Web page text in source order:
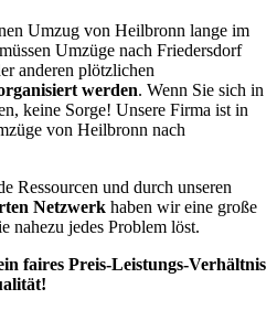
Umzug von Heilbronn lange im
Umzüge nach Friedersdorf
anderen plötzlichen
werden. Wenn Sie sich in
keine Sorge! Unsere Firma ist in
von Heilbronn nach
Ressourcen und durch unseren
Netzwerk haben wir eine große
nahezu jedes Problem löst.
faires Preis-Leistungs-Verhältnis